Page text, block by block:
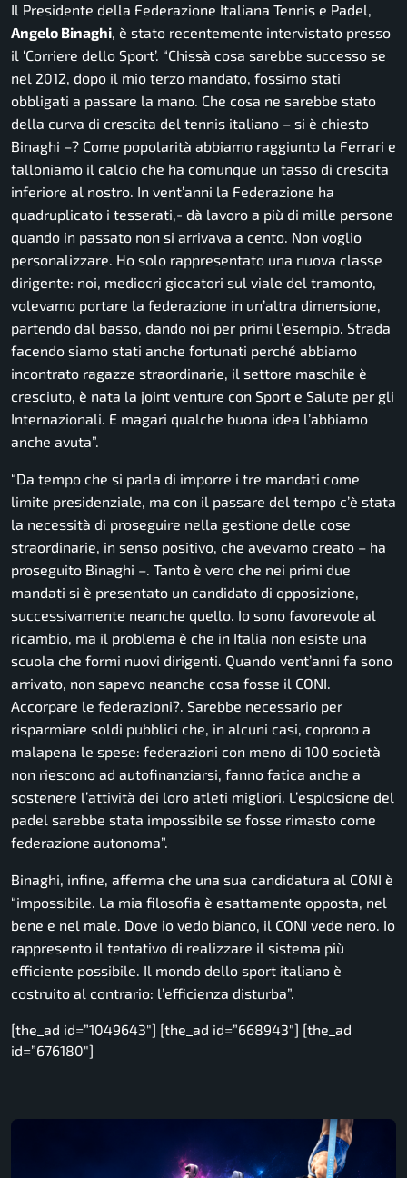
Il Presidente della Federazione Italiana Tennis e Padel,
Angelo Binaghi, è stato recentemente intervistato presso
il ‘Corriere dello Sport’. “Chissà cosa sarebbe successo se
nel 2012, dopo il mio terzo mandato, fossimo stati
obbligati a passare la mano. Che cosa ne sarebbe stato
della curva di crescita del tennis italiano – si è chiesto
Binaghi –? Come popolarità abbiamo raggiunto la Ferrari e
talloniamo il calcio che ha comunque un tasso di crescita
inferiore al nostro. In vent’anni la Federazione ha
quadruplicato i tesserati,- dà lavoro a più di mille persone
quando in passato non si arrivava a cento. Non voglio
personalizzare. Ho solo rappresentato una nuova classe
dirigente: noi, mediocri giocatori sul viale del tramonto,
volevamo portare la federazione in un’altra dimensione,
partendo dal basso, dando noi per primi l’esempio. Strada
facendo siamo stati anche fortunati perché abbiamo
incontrato ragazze straordinarie, il settore maschile è
cresciuto, è nata la joint venture con Sport e Salute per gli
Internazionali. E magari qualche buona idea l’abbiamo
anche avuta”.
“Da tempo che si parla di imporre i tre mandati come
limite presidenziale, ma con il passare del tempo c’è stata
la necessità di proseguire nella gestione delle cose
straordinarie, in senso positivo, che avevamo creato – ha
proseguito Binaghi –. Tanto è vero che nei primi due
mandati si è presentato un candidato di opposizione,
successivamente neanche quello. Io sono favorevole al
ricambio, ma il problema è che in Italia non esiste una
scuola che formi nuovi dirigenti. Quando vent’anni fa sono
arrivato, non sapevo neanche cosa fosse il CONI.
Accorpare le federazioni?. Sarebbe necessario per
risparmiare soldi pubblici che, in alcuni casi, coprono a
malapena le spese: federazioni con meno di 100 società
non riescono ad autofinanziarsi, fanno fatica anche a
sostenere l’attività dei loro atleti migliori. L’esplosione del
padel sarebbe stata impossibile se fosse rimasto come
federazione autonoma”.
Binaghi, infine, afferma che una sua candidatura al CONI è
“impossibile. La mia filosofia è esattamente opposta, nel
bene e nel male. Dove io vedo bianco, il CONI vede nero. Io
rappresento il tentativo di realizzare il sistema più
efficiente possibile. Il mondo dello sport italiano è
costruito al contrario: l’efficienza disturba”.
[the_ad id=”1049643″] [the_ad id=”668943″] [the_ad
id=”676180″]